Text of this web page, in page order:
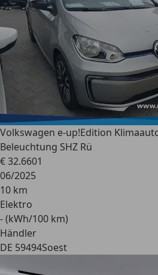
Volkswagen e-up!Edition
Beleuchtung SHZ Rü
€ 32.6601
06/2025
10 km
Elektro
- (kWh/100 km)
Händler
DE 59494Soest